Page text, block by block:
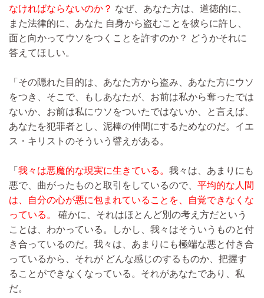
なければならないのか？ なぜ、あなた方は、道徳的に、
また法律的に、あなた 自身から盗むことを彼らに許し、
面と向かってウソをつくことを許すのか？ どうかそれに
答えてほしい。
「その隠れた目的は、あなた方から盗み、あなた方にウソ
をつき、そこで、もしあなたが、お前は私から奪ったでは
ないか、お前は私にウソをついたではないか、と言えば、
あなたを犯罪者とし、泥棒の仲間にするためなのだ。イエ
ス・キリストのそういう譬えがある。
「 我々は悪魔的な現実に生きている。 我々は、あまりにも
悪で、曲がったものと取引をしているので、 平均的な人間
は、自分の心が悪に包まれていることを、自覚できなくな
っている。
確かに、それはほとんど別の考え方だという
ことは、わかっている。しかし、我々はそういうものと付
き合っているのだ。我々は、あまりにも極端な悪と付き合
っているから、それが どんな感じのするものか、把握す
ることができなくなっている。それがあなたであり、私
だ。